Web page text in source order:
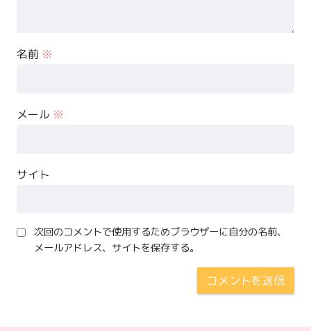
名前 ※
メール ※
サイト
次回のコメントで使用するためブラウザーに自分の名前、
メールアドレス、サイトを保存する。